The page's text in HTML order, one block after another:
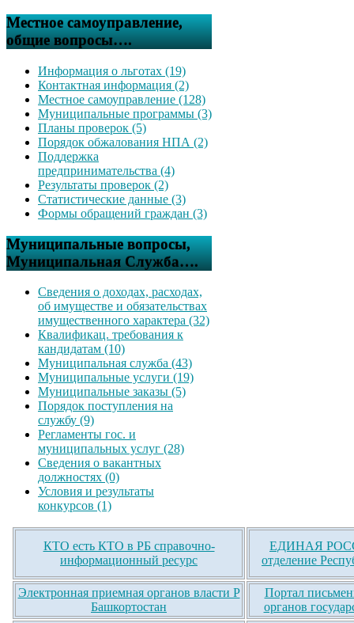
Местное самоуправление,
общие вопросы….
Информация о льготах (19)
Контактная информация (2)
Местное самоуправление (128)
Муниципальные программы (3)
Планы проверок (5)
Порядок обжалования НПА (2)
Поддержка
предпринимательства (4)
Результаты проверок (2)
Статистические данные (3)
Формы обращений граждан (3)
Муниципальные вопросы,
Муниципальная Служба….
Сведения о доходах, расходах,
об имуществе и обязательствах
имущественного характера (32)
Квалификац. требования к
кандидатам (10)
Муниципальная служба (43)
Муниципальные услуги (19)
Муниципальные заказы (5)
Порядок поступления на
службу (9)
Регламенты гос. и
муниципальных услуг (28)
Сведения о вакантных
должностях (0)
Условия и результаты
конкурсов (1)
КТО есть КТО в РБ справочно-
информационный ресурс
ЕДИНАЯ
отделение
Электронная приемная органов власти Р
Башкортостан
Портал
органов